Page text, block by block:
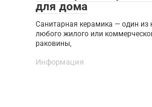
для дома
Санитарная керамика — один из
любого жилого или
раковины,
Информация